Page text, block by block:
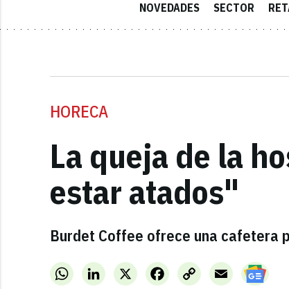
NOVEDADES SECTOR
HORECA
La queja de la
estar atados"
Burdet Coffee ofrece una cafetera
WhatsAppLinkedInX FacebookCopy
Link
Email